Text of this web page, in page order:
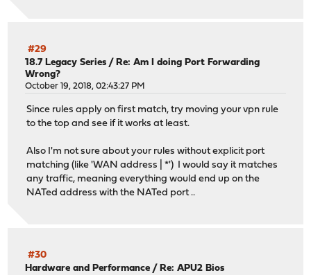
#29
18.7 Legacy Series / Re: Am I doing Port Forwarding
Wrong?
October 19, 2018, 02:43:27 PM
Since rules apply on first match, try moving your vpn rule
to the top and see if it works at least.
Also I'm not sure about your rules without explicit port
matching (like 'WAN address | *') I would say it matches
any traffic, meaning everything would end up on the
NATed address with the NATed port ..
#30
Hardware and Performance /Re: APU2 Bios